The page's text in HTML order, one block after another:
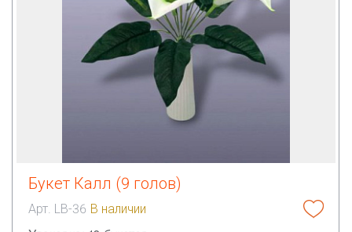
Букет Калл (9 голов)
Арт. LB-36 В наличии